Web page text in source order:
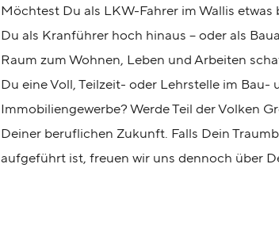
Möchtest Du als LKW-Fahrer im Wallis etwas
Du als Kranführer hoch hinaus – oder als
Raum zum Wohnen, Leben und Arbeiten
Du eine Voll, Teilzeit- oder Lehrstelle im Bau-
Immobiliengewerbe? Werde Teil der Volken
Deiner beruflichen Zukunft. Falls Dein
aufgeführt ist, freuen wir uns dennoch über